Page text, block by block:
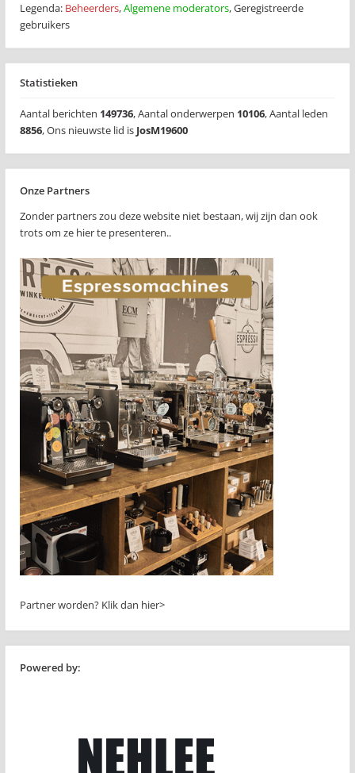
Legenda: Beheerders,Algemene moderators,Geregistreerde
gebruikers
Statistieken
Aantal berichten 149736,Aantal onderwerpen 10106,Aantal leden
8856,Ons nieuwste lid is JosM19600
Onze Partners
Zonder partners zou deze website niet bestaan, wij zijn dan ook
trots om ze hier te presenteren..
Partner worden? Klik dan hier>
Powered by: